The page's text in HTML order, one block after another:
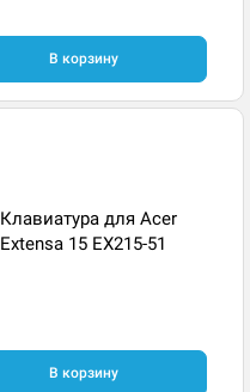
В корзину
Клавиатура для Acer
Extensa 15 EX215-51
В корзину